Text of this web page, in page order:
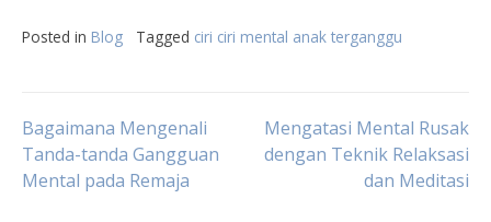
Posted in Blog Tagged ciri ciri mental anak terganggu
Post
navigation
Bagaimana Mengenali
Tanda-tanda Gangguan
Mental pada Remaja
Mengatasi Mental Rusak
dengan Teknik Relaksasi
dan Meditasi